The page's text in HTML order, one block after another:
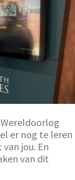
er nog te leren
jou. En
van dit